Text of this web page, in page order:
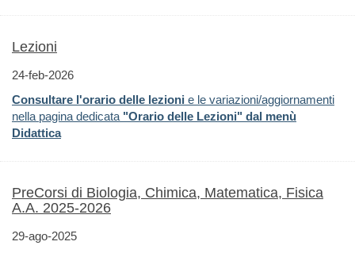
Lezioni
24-feb-2026
Consultare l'orario delle lezioni e le variazioni/aggiornamenti
nella pagina dedicata"Orario delle Lezioni" dal menù
Didattica
PreCorsi di Biologia, Chimica, Matematica, Fisica
A.A. 2025-2026
29-ago-2025